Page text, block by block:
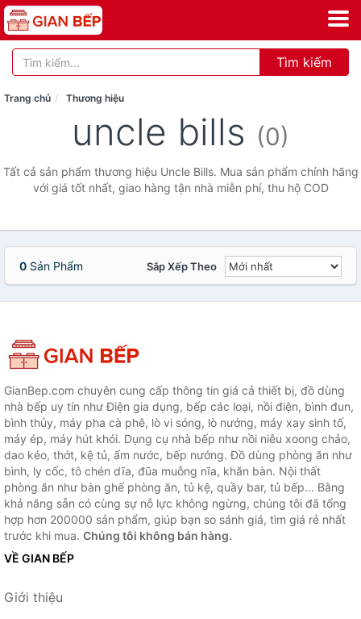
Tìm kiếm
Trang chủ Thương hiệu
uncle bills (0)
Tất cả sản phẩm thương hiệu Uncle Bills. Mua sản phẩm chính hãng
với giá tốt nhất, giao hàng tận nhà miễn phí, thu hộ COD
0 Sản Phẩm Sắp Xếp Theo
GianBep.com chuyên cung cấp thông tin giá cả thiết bị, đồ dùng
nhà bếp uy tín như Điện gia dụng, bếp các loại, nồi điện, bình đun,
bình thủy, máy pha cà phê, lò vi sóng, lò nướng, máy xay sinh tố,
máy ép, máy hút khói. Dụng cụ nhà bếp như nồi niêu xoong chảo,
dao kéo, thớt, kệ tủ, ấm nước, bếp nướng. Đồ dùng phòng ăn như
bình, ly cốc, tô chén dĩa, đũa muỗng nĩa, khăn bàn. Nội thất
phòng ăn như bàn ghế phòng ăn, tủ kệ, quầy bar, tủ bếp... Bằng
khả năng sẵn có cùng sự nỗ lực không ngừng, chúng tôi đã tổng
hợp hơn 200000 sản phẩm, giúp bạn so sánh giá, tìm giá rẻ nhất
trước khi mua. Chúng tôi không bán hàng.
VỀ GIAN BẾP
Giới thiệu